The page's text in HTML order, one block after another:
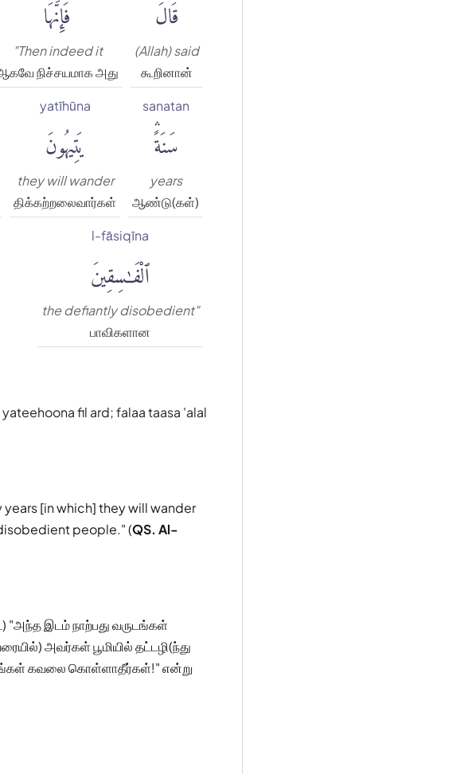
قَالَ
(Allah) said
கூறினான்
فَإِنَّهَا
"Then indeed it
நிச்சயமாக அது
sanatan
سَنَةًۛ
years
ஆண்டு(கள்)
yatīhūna
يَتِيهُونَ
they will wander
திக்கற்றலைவார்கள்
l-fāsiqīna
ٱلْفَٰسِقِينَ
the defiantly disobedient"
பாவிகளான
fil ard; falaa taasa 'alal
[in which] they will wander
people." (QS. Al-
இடம் நாற்பது வருடங்கள்
அவர்கள் பூமியில் தட்டழி(ந்து
கவலை கொள்ளாதீர்கள்!" என்று